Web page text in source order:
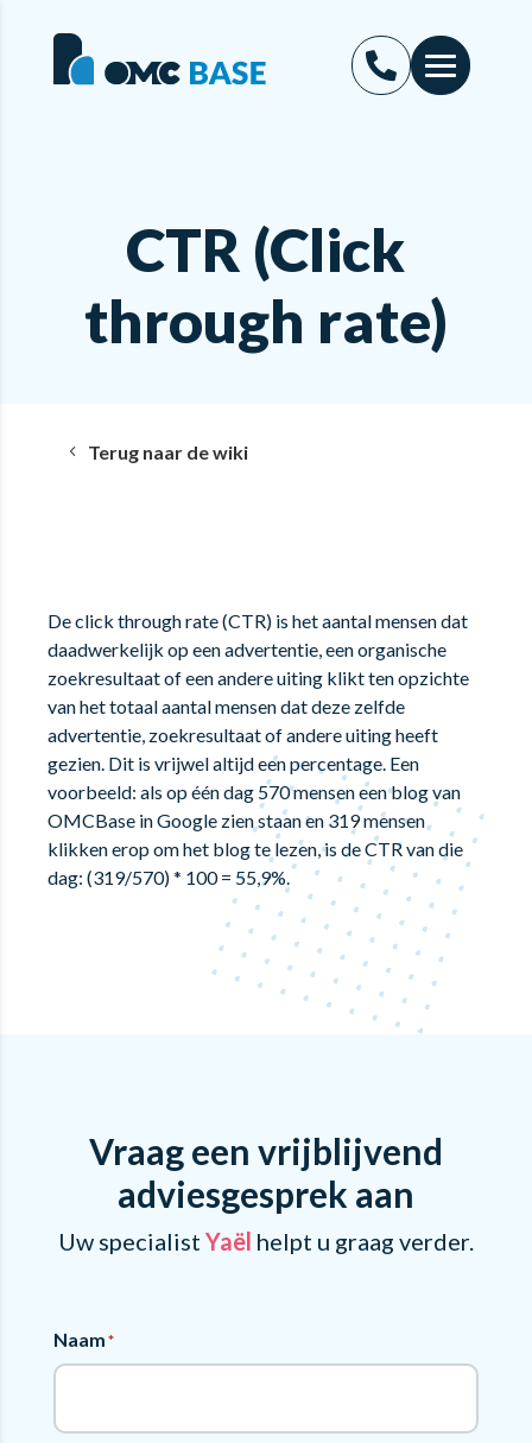
CTR (Click
through rate)
Terug naar de wiki
De click through rate (CTR) is het aantal mensen dat
daadwerkelijk op een advertentie, een organische
zoekresultaat of een andere uiting klikt ten opzichte
van het totaal aantal mensen dat deze zelfde
advertentie, zoekresultaat of andere uiting heeft
gezien. Dit is vrijwel altijd een percentage. Een
voorbeeld: als op één dag 570 mensen een blog van
OMCBase in Google zien staan en 319 mensen
klikken erop om het blog te lezen, is de CTR van die
dag: (319/570) * 100 = 55,9%.
Vraag een vrijblijvend
adviesgesprek aan
Uw specialist Yaël helpt u graag verder.
Naam*